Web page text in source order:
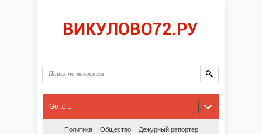
Go to...
Политика Общество
Дежурный репортер